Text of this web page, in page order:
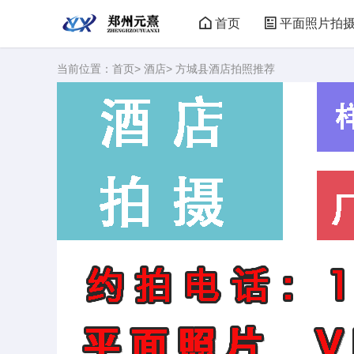
首页 平面照片拍
当前位置： 首页> 酒店> 方城县酒店拍照推荐